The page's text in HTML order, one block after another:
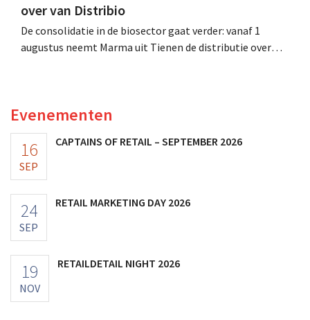
over van Distribio
De consolidatie in de biosector gaat verder: vanaf 1
augustus neemt Marma uit Tienen de distributie over
Evenementen
16
SEP
CAPTAINS OF RETAIL – SEPTEMBER 2026
24
SEP
RETAIL MARKETING DAY 2026
19
NOV
RETAILDETAIL NIGHT 2026